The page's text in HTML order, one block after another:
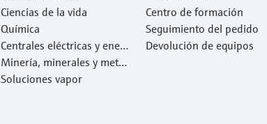
Ciencias de la vida
Química
Centrales eléctricas y ener
gía
Minería, minerales y metal
es
Soluciones vapor
Centro de formación
Seguimiento del pedido
Devolución de equipos